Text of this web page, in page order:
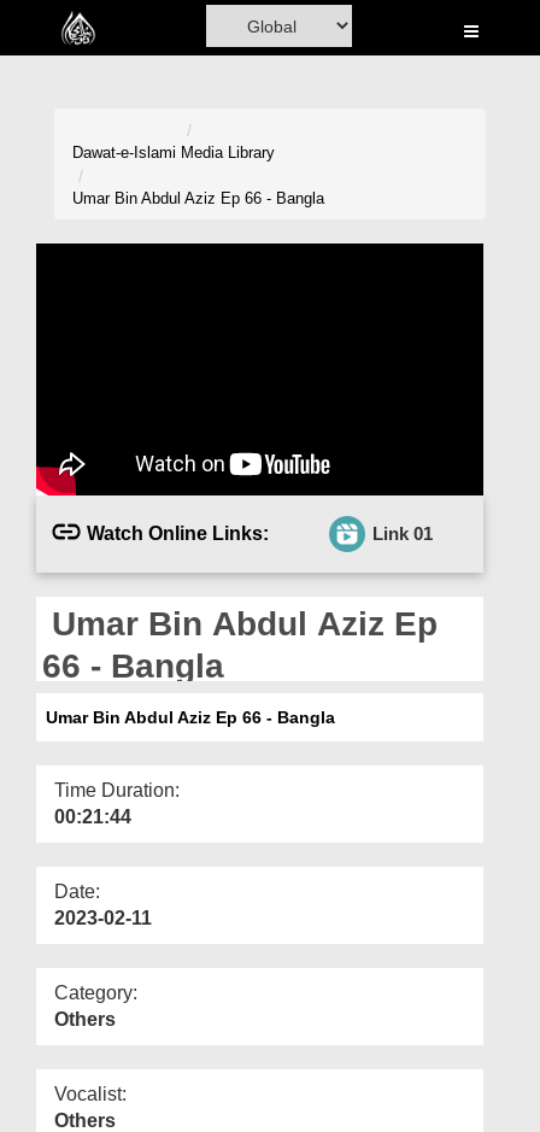
Home
Magazine
Departments
Dawat-e-Islami Media Library
Umar Bin Abdul Aziz Ep 66 - Bangla
Watch Online Links: Link 01
Umar Bin Abdul Aziz Ep
66 - Bangla
Umar Bin Abdul Aziz Ep 66 - Bangla
Time Duration:
00:21:44
Date:
2023-02-11
Category:
Others
Vocalist:
Others